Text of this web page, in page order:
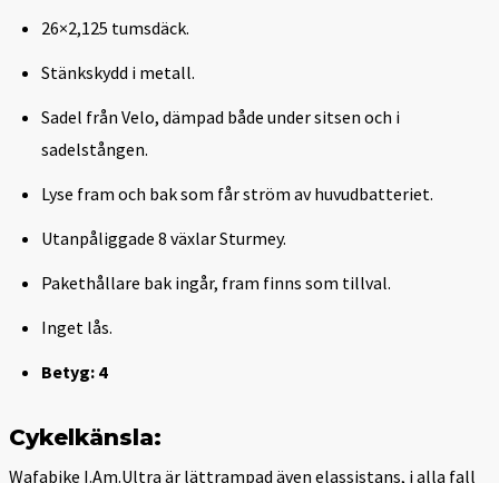
26×2,125 tumsdäck.
Stänkskydd i metall.
Sadel från Velo, dämpad både under sitsen och i
sadelstången.
Lyse fram och bak som får ström av huvudbatteriet.
Utanpåliggade 8 växlar Sturmey.
Pakethållare bak ingår, fram finns som tillval.
Inget lås.
Betyg: 4
Cykelkänsla:
Wafabike I.Am.Ultra är lättrampad även elassistans, i alla fall